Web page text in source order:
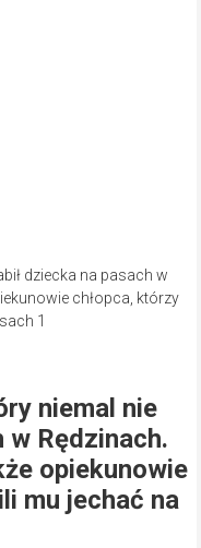
niemal nie
w Rędzinach.
opiekunowie
mu jechać na